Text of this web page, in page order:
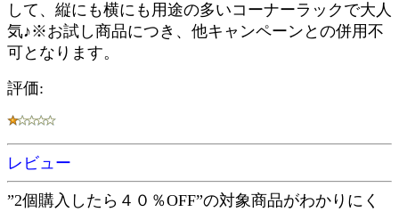
して、縦にも横にも用途の多いコーナーラックで大人
気♪※お試し商品につき、他キャンペーンとの併用不
可となります。
評価:
レビュー
”2個購入したら４０％OFF”の対象商品がわかりにく